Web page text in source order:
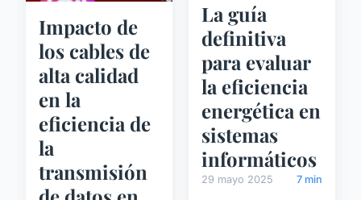
Impacto de
los cables de
alta calidad
en la
eficiencia de
la
transmisión
La guía
definitiva
para evaluar
la eficiencia
energética en
sistemas
informáticos
29 mayo 2025 7 min